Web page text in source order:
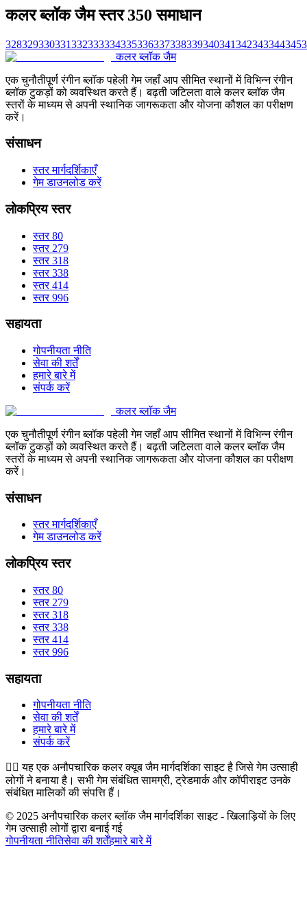
कलर ब्लॉक जैम स्तर 350 समाधान
328329330331332333334335336337338339340341342343344345
कलर ब्लॉक जैम
एक चुनौतीपूर्ण रंगीन ब्लॉक पहेली गेम जहाँ आप सीमित स्थानों में विभिन्न रंगीन
ब्लॉक टुकड़ों को व्यवस्थित करते हैं। बढ़ती जटिलता वाले कलर ब्लॉक जैम
स्तरों के माध्यम से अपनी स्थानिक जागरूकता और योजना कौशल का परीक्षण
करें।
संसाधन
स्तर मार्गदर्शिकाएँ
गेम डाउनलोड करें
लोकप्रिय स्तर
स्तर 80
स्तर 279
स्तर 318
स्तर 338
स्तर 414
स्तर 996
सहायता
गोपनीयता नीति
सेवा की शर्तें
हमारे बारे में
संपर्क करें
कलर ब्लॉक जैम
एक चुनौतीपूर्ण रंगीन ब्लॉक पहेली गेम जहाँ आप सीमित स्थानों में विभिन्न रंगीन
ब्लॉक टुकड़ों को व्यवस्थित करते हैं। बढ़ती जटिलता वाले कलर ब्लॉक जैम
स्तरों के माध्यम से अपनी स्थानिक जागरूकता और योजना कौशल का परीक्षण
करें।
संसाधन
स्तर मार्गदर्शिकाएँ
गेम डाउनलोड करें
लोकप्रिय स्तर
स्तर 80
स्तर 279
स्तर 318
स्तर 338
स्तर 414
स्तर 996
सहायता
गोपनीयता नीति
सेवा की शर्तें
हमारे बारे में
संपर्क करें
👉🏻यह एक अनौपचारिक कलर क्यूब जैम मार्गदर्शिका साइट है जिसे गेम उत्साही
लोगों ने बनाया है। सभी गेम संबंधित सामग्री, ट्रेडमार्क और कॉपीराइट उनके
संबंधित मालिकों की संपत्ति हैं।
© 2025 अनौपचारिक कलर ब्लॉक जैम मार्गदर्शिका साइट - खिलाड़ियों के लिए
गेम उत्साही लोगों द्वारा बनाई गई
गोपनीयता नीतिसेवा की शर्तेंहमारे बारे में